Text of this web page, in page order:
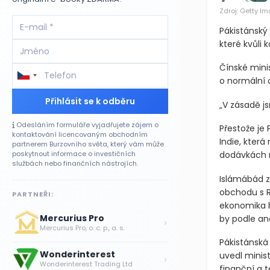
Zdroj: Getty
které kvůli
Čínské
o normální
„V zásadě
Přestože
Indie, která
dodávkách
Islámábád
obchodu s
ekonomika
by podle
uvedl
Přihlásit se k odběru
Odesláním formuláře vyjadřujete zájem o
kontaktování licencovaným obchodním
partnerem Burzovního světa, který vám může
poskytnout informace o investičních
službách nebo finančních nástrojích.
PARTNEŘI:
Mercurius Pro
Mercurius Pro, o. c. p., a. s. ›
Wonderinterest
Wonderinterest Trading Ltd ›